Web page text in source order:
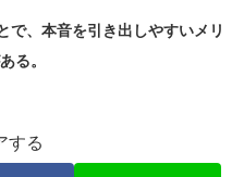
、 本音を引き出しやすいメリ
る。
する